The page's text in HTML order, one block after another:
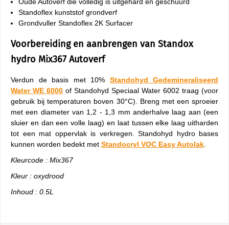
Standoflex kunststof grondverf
Grondvuller Standoflex 2K Surfacer
Voorbereiding en aanbrengen van Standox
hydro Mix367 Autoverf
Verdun de basis met 10% Standohyd Gedemineraliseerd
Water WE 6000 of Standohyd Speciaal Water 6002 traag (voor
gebruik bij temperaturen boven 30°C). Breng met een sproeier
met een diameter van 1,2 - 1,3 mm anderhalve laag aan (een
sluier en dan een volle laag) en laat tussen elke laag uitharden
tot een mat oppervlak is verkregen. Standohyd hydro bases
kunnen worden bedekt met Standocryl VOC Easy Autolak
Kleurcode : Mix367
Kleur : oxydrood
Inhoud : 0.5L